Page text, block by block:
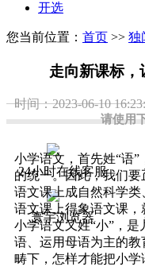
请使用
24小时在线客服
寰宇浏览器
开选
您当前位置： 首页 >> 独
走向新课标，
时间：2023-06-10
小学语文，首先姓“语
的统一。因此，我们
语文课上成自然科学
语文课上得象语文课，
小学语文又姓“小”，
语、运用母语为主的
畴下，怎样才能把小学